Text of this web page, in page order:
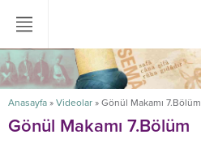
Anasayfa » Videolar » Gönül Makamı 7.Bölüm
Gönül Makamı 7.Bölüm